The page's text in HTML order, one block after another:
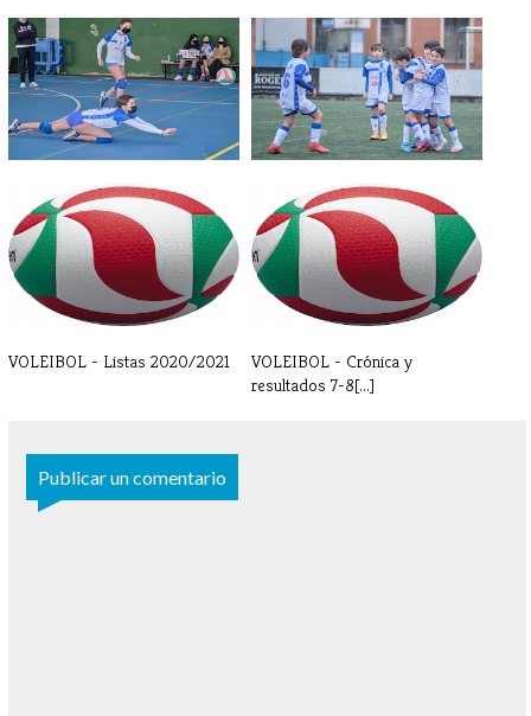
GALERÍA DE FOTOS - ENERO
GALERÍA DE FOTOS
DICIEMBRE
VOLEIBOL - Listas 2020/2021
VOLEIBOL - Crónica y
resultados 7-8[...]
Publicar un comentario